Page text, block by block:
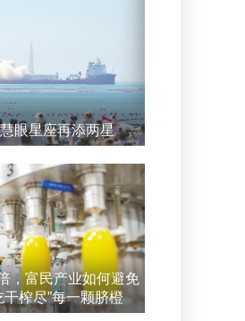
眼星座再添两星
，富民产业如何避免
榨尽”每一颗脐橙